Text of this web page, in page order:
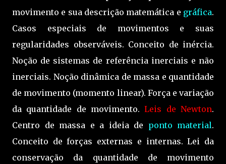
movimento e sua descrição matemática e gráfica.
Casos especiais de movimentos e suas
regularidades observáveis. Conceito de inércia.
Noção de sistemas de referência inerciais e não
inerciais. Noção dinâmica de massa e quantidade
de movimento (momento linear). Força e variação
da quantidade de movimento.Leis de Newton.
Centro de massa e a ideia de ponto material.
Conceito de forças externas e internas. Lei da
conservação da quantidade de movimento